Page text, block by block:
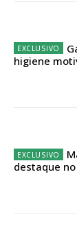
higiene
destaque